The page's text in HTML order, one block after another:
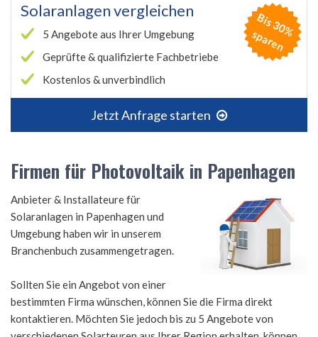
Solaranlagen vergleichen
5 Angebote aus Ihrer Umgebung
Geprüfte & qualifizierte Fachbetriebe
Kostenlos & unverbindlich
Jetzt Anfrage starten
B
is
3
0
%
s
p
a
r
e
n
Firmen für Photovoltaik in Papenhagen
Anbieter & Installateure für
Solaranlagen in Papenhagen und
Umgebung haben wir in unserem
Branchenbuch zusammengetragen.
Sollten Sie ein Angebot von einer
bestimmten Firma wünschen, können Sie die Firma direkt
kontaktieren. Möchten Sie jedoch bis zu 5 Angebote von